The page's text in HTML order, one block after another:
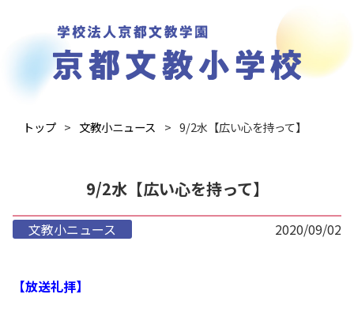
トップ 文教小ニュース 9/2水【広い心を持って】
9/2水【広い心を持って】
文教小ニュース 2020/09/02
【放送礼拝】